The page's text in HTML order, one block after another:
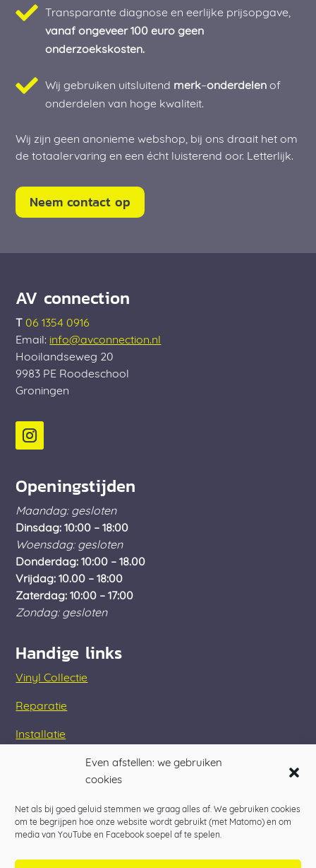
Even afstellen: we gebruiken
cookies
Net als bij goed geluid stemmen we graag alles af. We gebruiken cookies
om te begrijpen hoe onze website wordt gebruikt (met Matomo) en om
media van YouTube en Facebook soepel af te spelen.
Transparante diagnose en eerlijke prijsopgave,
vanaf ongeveer 100 euro geen
onderzoekskosten.
Wij gebruiken uitsluitend merk–onderdelen of
onderdelen van hoge kwaliteit.
Wij zijn geen anonieme webshop, bij ons draait het om
de totaalervaring en een écht luisterend oor. Letterlijk.
Neem contact op
AV connection
T 06 1354 0916
Email: info@avconnection.nl
Hooilandseweg 20
9983 PE Roodeschool
Groningen
Openingstijden
Maandag: gesloten
Dinsdag: 10:00 – 18:00
Woensdag: gesloten
Donderdag: 10:00 – 18.00
Vrijdag: 10.00 – 18:00
Zaterdag: 10:00 – 17:00
Zondag: gesloten
Handige links
Vinyl Collectie
Reparatie
Installatie